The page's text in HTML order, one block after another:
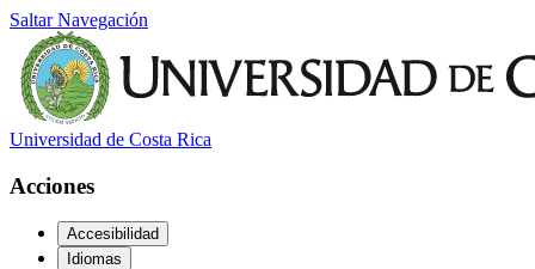
Saltar Navegación
Universidad de Costa Rica
Acciones
Accesibilidad
Idiomas